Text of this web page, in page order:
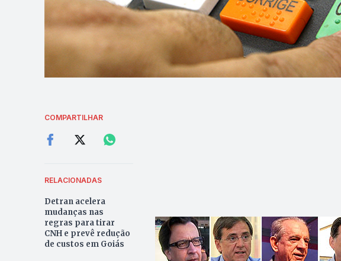
COMPARTILHAR
RELACIONADAS
Detran acelera
mudanças nas
regras para tirar
CNH e prevê redução
de custos em Goiás